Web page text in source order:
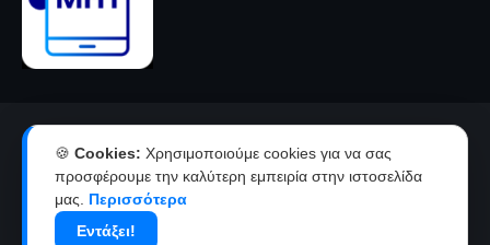
Όροι χρήσης-πολιτική απορρήτου
Ταυτότητα
Δήλωση συμμόρφωσης με την σύσταση 2018/334 της Ε.Ε
Copyright ©
2026
🍪 Cookies: Χρησιμοποιούμε cookies για να σας
προσφέρουμε την καλύτερη εμπειρία στην ιστοσελίδα
μας. Περισσότερα
Εντάξει!